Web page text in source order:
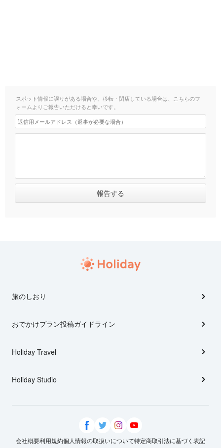
スポット情報に誤りがある場合や、移転・閉店している場合は、こちらのフ
ォームよりご報告いただけると幸いです。
旅のしおり
おでかけプラン投稿ガイドライン
Holiday Travel
Holiday Studio
会社概要利用規約個人情報の取扱いについて特定商取引法に基づく表記